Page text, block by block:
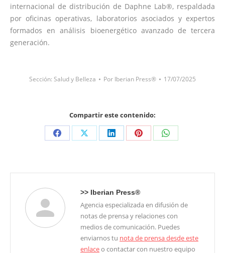
internacional de distribución de Daphne Lab®, respaldada
por oficinas operativas, laboratorios asociados y expertos
formados en análisis bioenergético avanzado de tercera
generación.
Sección: Salud y Belleza Por Iberian Press® 17/07/2025
Compartir este contenido:
Share
Facebook
Share
X
Share
LinkedIn
Share
Pinterest
Share
WhatsApp
>> Iberian Press®
Agencia especializada en difusión de
notas de prensa y relaciones con
medios de comunicación. Puedes
enviarnos tu nota de prensa desde este
enlaceo contactar con nuestro equipo